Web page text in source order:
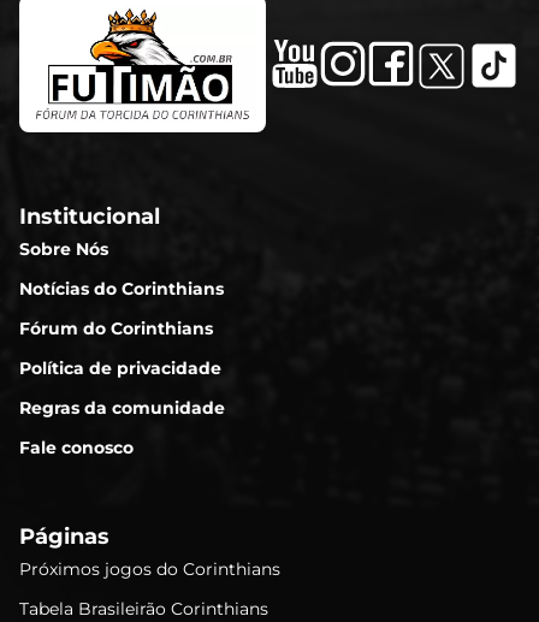
Institucional
Sobre Nós
Notícias do Corinthians
Fórum do Corinthians
Política de privacidade
Regras da comunidade
Fale conosco
Páginas
Próximos jogos do Corinthians
Tabela Brasileirão Corinthians